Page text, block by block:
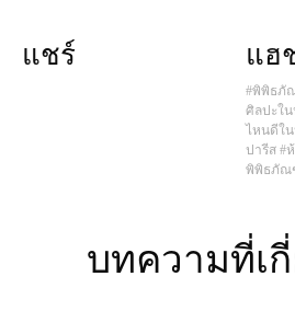
แชร์ แฮ
#พิพิธภั
ศิลปะใ
ไหนดีใ
ปารีส #
พิพิธภัณ
บทความที่เ